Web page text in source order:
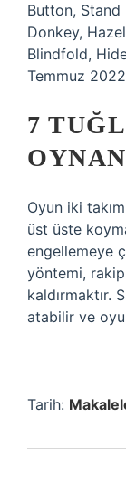
Button, Stand
Donkey,
Blindfold,
Temmuz 2022
7
Oyun iki
üst üste
engellemeye
yöntemi,
kaldırmaktır.
atabilir ve
Tarih: